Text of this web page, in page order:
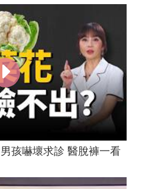
孩嚇壞求診 醫脫褲一看